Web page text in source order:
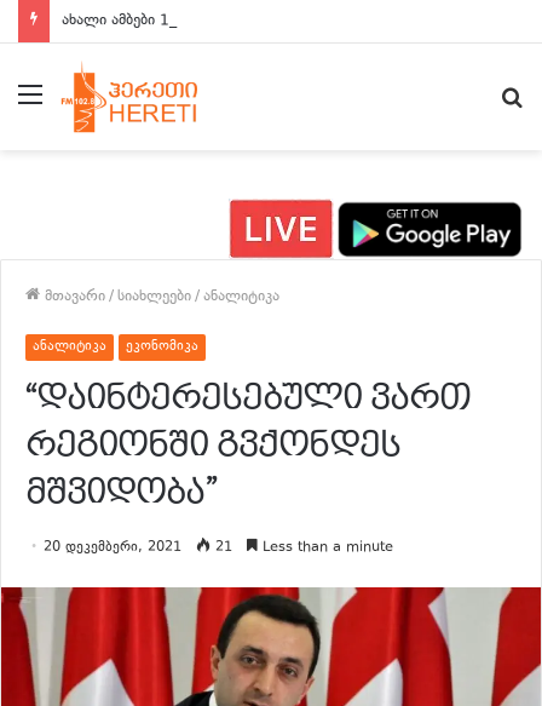
ახალი ამბები 15:00 საათზე
მენიუ
მთავარი/სიახლეები/ანალიტიკა
ანალიტიკა ეკონომიკა
“დაინტერესებული ვართ
რეგიონში გვქონდეს
მშვიდობა”
20 დეკემბერი, 2021 21 Less than a minute